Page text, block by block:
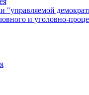
"управляемой
и уголовно-